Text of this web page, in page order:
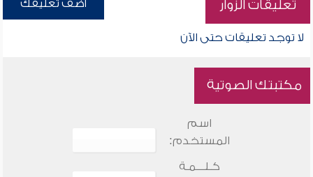
تعليقات الزوار أضف تعليقك
لا توجد تعليقات حتى الآن
مكتبتك الصوتية
اسم
المستخدم:
كـلـــمـة